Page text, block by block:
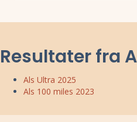
Resultater fra
Als Ultra 2025
Als 100 miles 2023